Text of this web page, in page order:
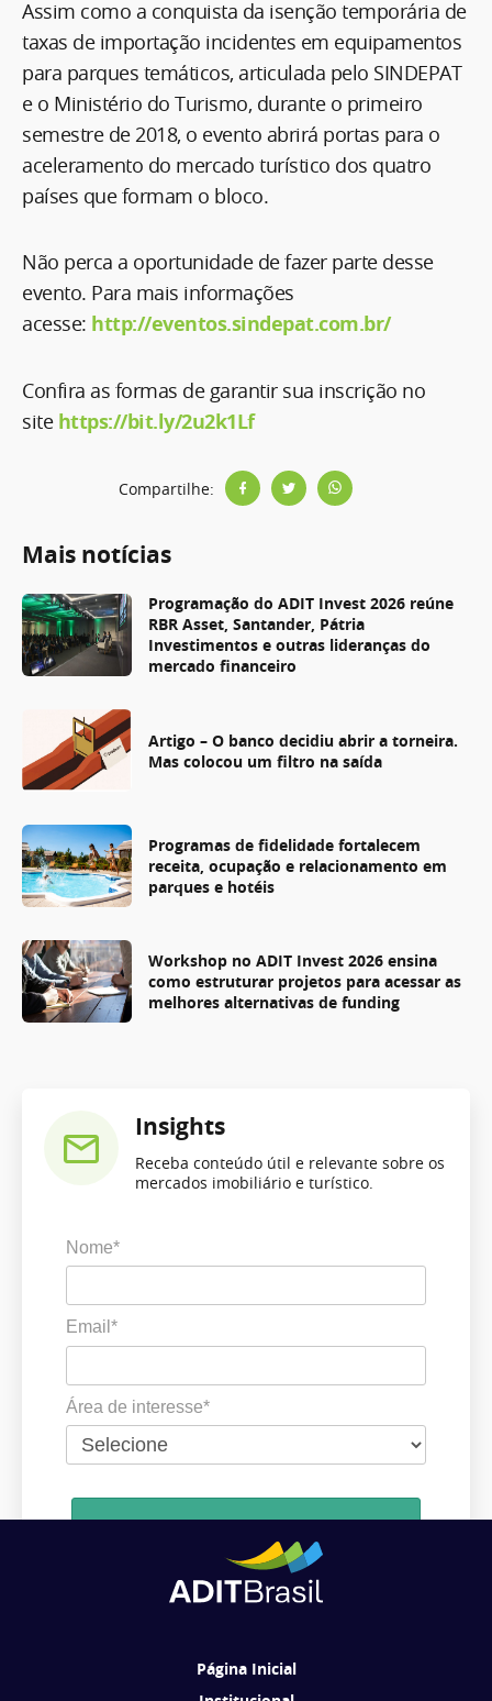
Assim como a conquista da isenção temporária de
taxas de importação incidentes em equipamentos
para parques temáticos, articulada pelo SINDEPAT
e o Ministério do Turismo, durante o primeiro
semestre de 2018, o evento abrirá portas para o
aceleramento do mercado turístico dos quatro
países que formam o bloco.
Não perca a oportunidade de fazer parte desse
evento. Para mais informações
acesse: http://eventos.sindepat.com.br/
Confira as formas de garantir sua inscrição no
site https://bit.ly/2u2k1Lf
Compartilhe:
Mais notícias
Programação do ADIT Invest 2026 reúne
RBR Asset, Santander, Pátria
Investimentos e outras lideranças do
mercado financeiro
Artigo – O banco decidiu abrir a torneira.
Mas colocou um filtro na saída
Programas de fidelidade fortalecem
receita, ocupação e relacionamento em
parques e hotéis
Workshop no ADIT Invest 2026 ensina
como estruturar projetos para acessar as
melhores alternativas de funding
Insights
Receba conteúdo útil e relevante sobre os
mercados imobiliário e turístico.
Nome*
Email*
Área de interesse*
Ao se cadastrar, você concorda em receber comunicações da ADIT
Página Inicial